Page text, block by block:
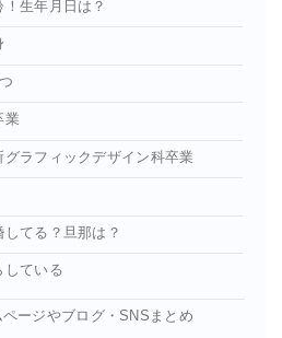
生年月日は？
業
ラフィックデザイン科卒業
てる？旦那は？
している
ージやブログ・SNSまとめ